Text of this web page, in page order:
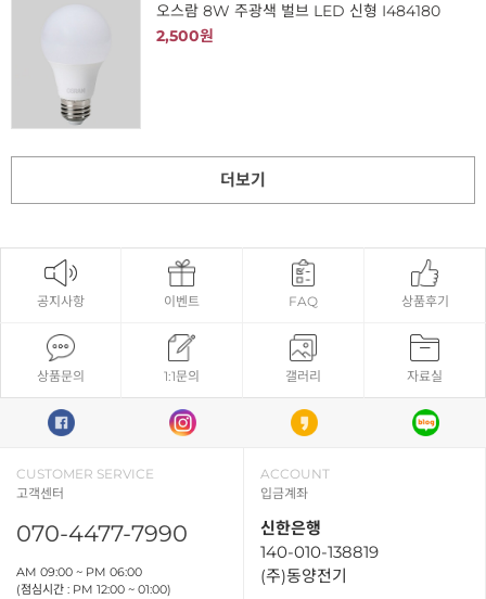
오스람 8W 주광색 벌브 LED 신형 I484180
2,500원
더보기
공지사항 이벤트 FAQ 상품후기
상품문의 1:1문의 갤러리 자료실
CUSTOMER SERVICE
고객센터
070-4477-7990
AM 09:00 ~ PM 06:00
(점심시간 : PM 12:00 ~ 01:00)
ACCOUNT
입금계좌
신한은행
140-010-138819
(주)동양전기